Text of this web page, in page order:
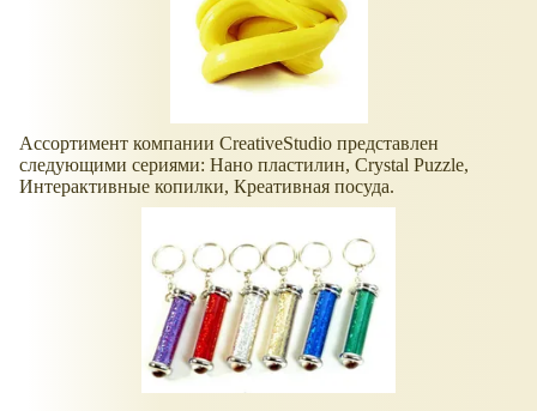
Ассортимент компании CreativeStudio представлен
следующими сериями: Нано пластилин, Crystal Puzzle,
Интерактивные копилки, Креативная посуда.